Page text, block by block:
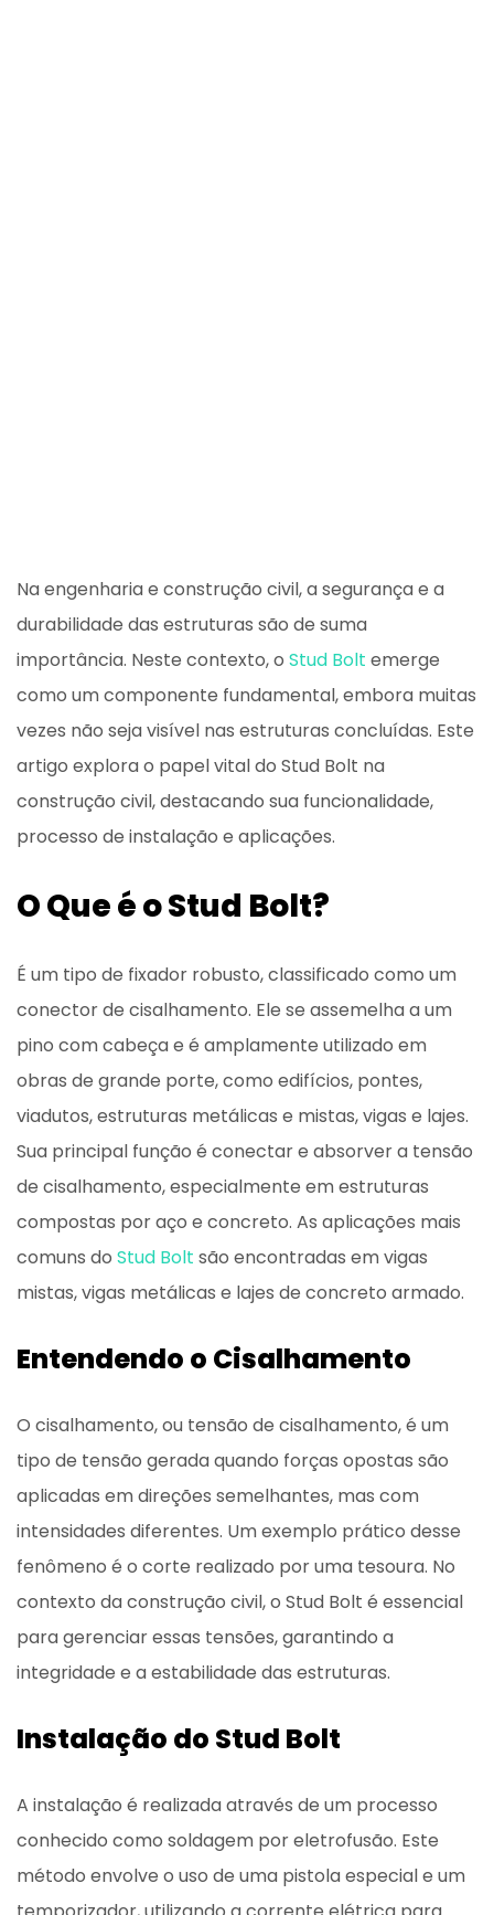
Na engenharia e construção civil, a segurança e a
durabilidade das estruturas são de suma
importância. Neste contexto, o Stud Bolt emerge
como um componente fundamental, embora muitas
vezes não seja visível nas estruturas concluídas. Este
artigo explora o papel vital do Stud Bolt na
construção civil, destacando sua funcionalidade,
processo de instalação e aplicações.
O Que é o Stud Bolt?
É um tipo de fixador robusto, classificado como um
conector de cisalhamento. Ele se assemelha a um
pino com cabeça e é amplamente utilizado em
obras de grande porte, como edifícios, pontes,
viadutos, estruturas metálicas e mistas, vigas e lajes.
Sua principal função é conectar e absorver a tensão
de cisalhamento, especialmente em estruturas
compostas por aço e concreto. As aplicações mais
comuns do Stud Bolt são encontradas em vigas
mistas, vigas metálicas e lajes de concreto armado.
Entendendo o Cisalhamento
O cisalhamento, ou tensão de cisalhamento, é um
tipo de tensão gerada quando forças opostas são
aplicadas em direções semelhantes, mas com
intensidades diferentes. Um exemplo prático desse
fenômeno é o corte realizado por uma tesoura. No
contexto da construção civil, o Stud Bolt é essencial
para gerenciar essas tensões, garantindo a
integridade e a estabilidade das estruturas.
Instalação do Stud Bolt
A instalação é realizada através de um processo
conhecido como soldagem por eletrofusão. Este
método envolve o uso de uma pistola especial e um